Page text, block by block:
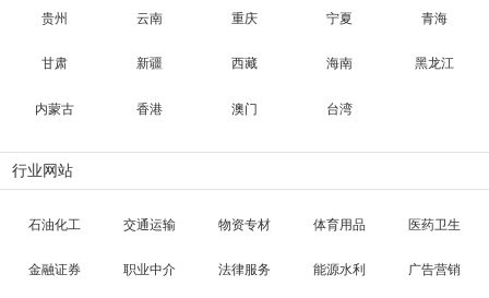
贵州 云南 重庆 宁夏 青海
甘肃 新疆 西藏 海南 黑龙江
内蒙古 香港 澳门 台湾
行业网站
石油化工 交通运输 物资专材 体育用品 医药卫生
金融证券 职业中介 法律服务 能源水利 广告营销